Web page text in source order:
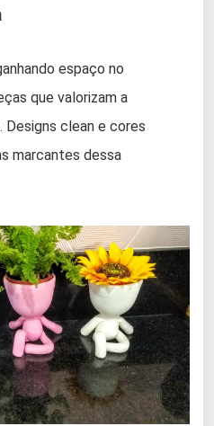
espaço no
que valorizam a
Designs clean e cores
marcantes dessa